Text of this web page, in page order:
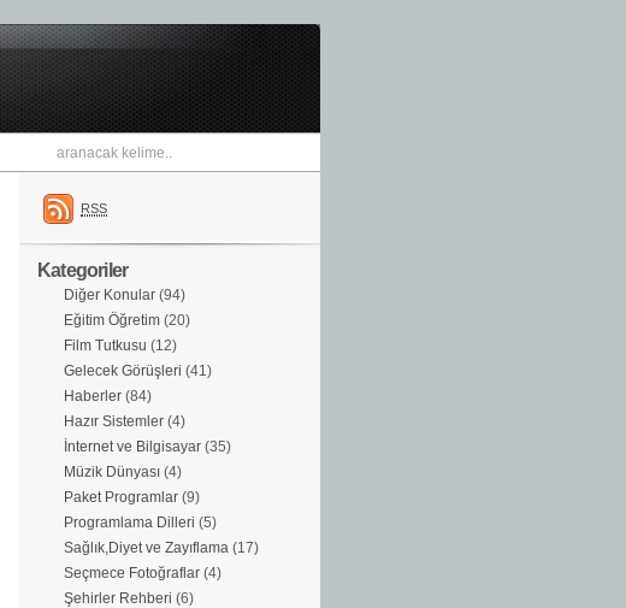
RSS
Kategoriler
Diğer Konular (94)
Eğitim Öğretim (20)
Film Tutkusu (12)
Gelecek Görüşleri (41)
Haberler (84)
Hazır Sistemler (4)
İnternet ve Bilgisayar (35)
Müzik Dünyası (4)
Paket Programlar (9)
Programlama Dilleri (5)
Sağlık,Diyet ve Zayıflama (17)
Seçmece Fotoğraflar (4)
Şehirler Rehberi (6)